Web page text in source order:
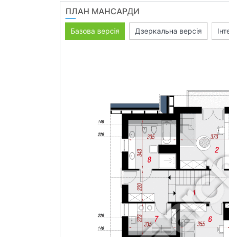
ПЛАН МАНСАРДИ
Базова версія Дзеркальна версія